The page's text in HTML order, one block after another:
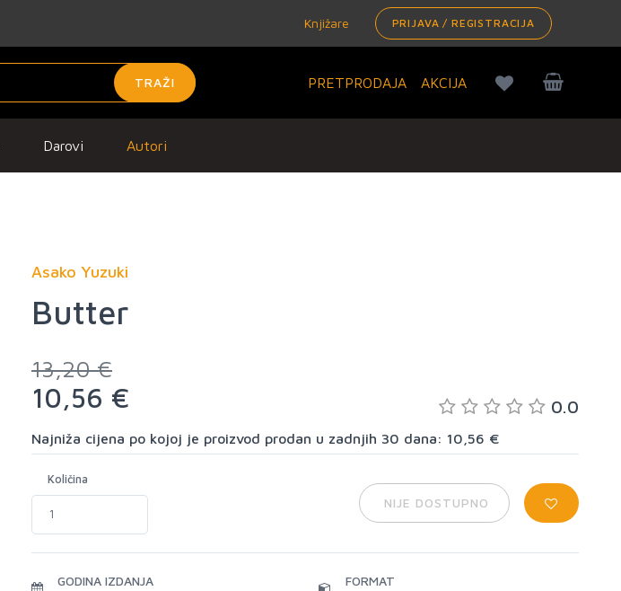
Knjižare PRIJAVA / REGISTRACIJA
TRAŽI PRETPRODAJA AKCIJA
Darovi Autori
Asako Yuzuki
Butter
13,20 €
10,56 € 0.0
Najniža cijena po kojoj je proizvod prodan u zadnjih 30 dana: 10,56 €
Količina
NIJE DOSTUPNO
GODINA IZDANJA
FORMAT